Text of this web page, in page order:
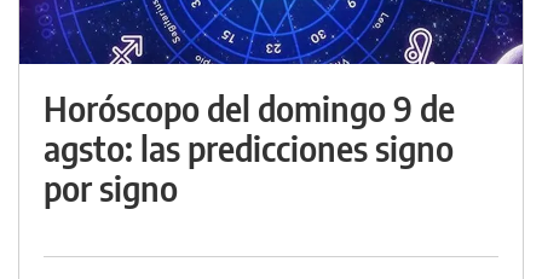
Horóscopo del domingo 9 de
agsto: las predicciones signo
por signo